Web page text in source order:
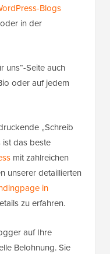
Blogs
in der
uns“-Seite auch
oder auf jedem
„Schreib
ist das beste
mit zahlreichen
unserer detaillierten
in
zu erfahren.
auf Ihre
Belohnung. Sie